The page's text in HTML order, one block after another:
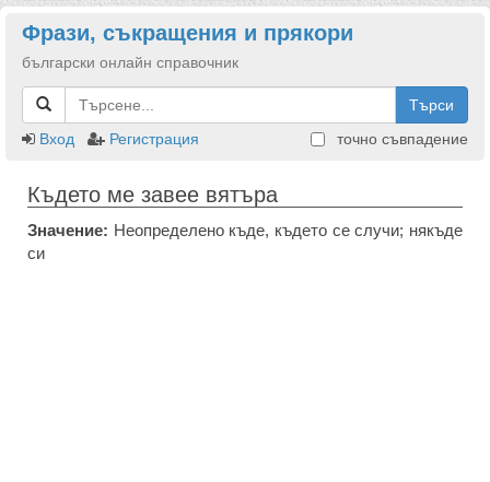
Фрази, съкращения и прякори
български онлайн справочник
Търси
Вход
Регистрация точно съвпадение
Където ме завее вятъра
Значение: Неопределено къде, където се случи; някъде
си